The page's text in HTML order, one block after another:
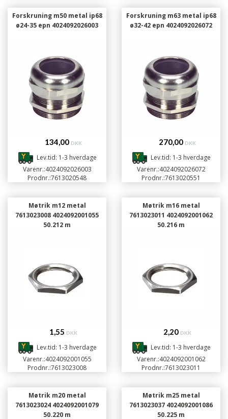
Forskruning m50 metal ip68
ø24-35 epn 4024092026003
134,00 DKK
Lev.tid: 1-3 hverdage
Varenr.:4024092026003
Prodnr.:7613020548
Forskruning m63 metal ip68
ø32-42 epn 4024092026072
270,00 DKK
Lev.tid: 1-3 hverdage
Varenr.:4024092026072
Prodnr.:7613020551
Møtrik m12 metal
7613023008 4024092001055
50.212 m
1,55 DKK
Lev.tid: 1-3 hverdage
Varenr.:4024092001055
Prodnr.:7613023008
Møtrik m16 metal
7613023011 4024092001062
50.216 m
2,20 DKK
Lev.tid: 1-3 hverdage
Varenr.:4024092001062
Prodnr.:7613023011
Møtrik m20 metal
7613023024 4024092001079
50.220 m
Møtrik m25 metal
7613023037 4024092001086
50.225 m